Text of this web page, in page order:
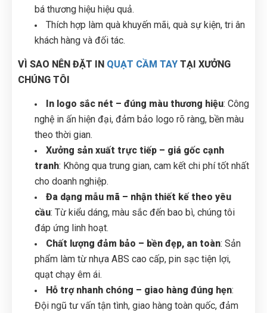
bá thương hiệu hiệu quả.
Thích hợp làm quà khuyến mãi, quà sự kiện, tri ân
khách hàng và đối tác.
VÌ SAO NÊN ĐẶT IN QUẠT CẦM TAY TẠI XƯỞNG
CHÚNG TÔI
In logo sắc nét – đúng màu thương hiệu: Công
nghệ in ấn hiện đại, đảm bảo logo rõ ràng, bền màu
theo thời gian.
Xưởng sản xuất trực tiếp – giá gốc cạnh
tranh: Không qua trung gian, cam kết chi phí tốt nhất
cho doanh nghiệp.
Đa dạng mẫu mã – nhận thiết kế theo yêu
cầu: Từ kiểu dáng, màu sắc đến bao bì, chúng tôi
đáp ứng linh hoạt.
Chất lượng đảm bảo – bền đẹp, an toàn: Sản
phẩm làm từ nhựa ABS cao cấp, pin sạc tiện lợi,
quạt chạy êm ái.
Hỗ trợ nhanh chóng – giao hàng đúng hẹn:
Đội ngũ tư vấn tận tình, giao hàng toàn quốc, đảm